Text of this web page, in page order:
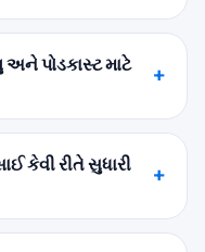
પોડકાસ્ટ માટે
કેવી રીતે સુધારી